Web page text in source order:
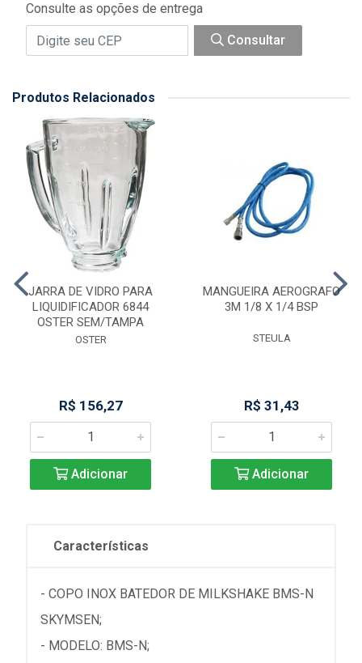
Consulte as opções de entrega
Consultar
Produtos Relacionados
JARRA DE VIDRO PARA
LIQUIDIFICADOR 6844
OSTER SEM/TAMPA
OSTER
R$ 156,27
Adicionar
MANGUEIRA AEROGRAFO
3M 1/8 X 1/4 BSP
STEULA
R$ 31,43
Adicionar
Características
- COPO INOX BATEDOR DE MILKSHAKE BMS-N
SKYMSEN;
- MODELO: BMS-N;